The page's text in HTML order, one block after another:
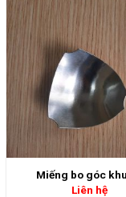
Miếng bo góc
Liên hệ